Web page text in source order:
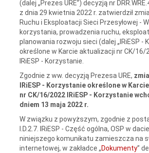
(dalej „Prezes URE”) decyzją nr
z dnia 29 kwietnia 2022 r. zatwierdził
Ruchu i Eksploatacji Sieci Przesyłowej -
korzystania, prowadzenia ruchu,
planowania rozwoju sieci (dalej „IRiESP -
określone w Karcie aktualizacji nr CK/16/
IRiESP - Korzystanie.
Zgodnie z ww. decyzją Prezesa URE,
IRiESP - Korzystanie określone w
nr CK/16/2022 IRiESP - Korzystanie
dniem 13 maja 2022 r.
W związku z powyższym, zgodnie z
I.D.2.7. IRiESP - Część ogólna, OSP w
niniejszego komunikatu zamieszcza na
internetowej, w zakładce „Dokumenty”